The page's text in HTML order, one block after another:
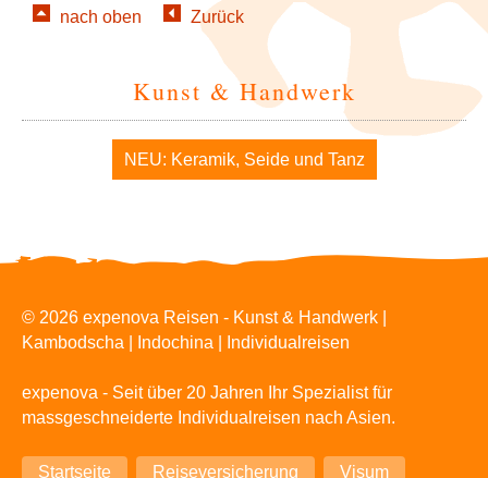
nach oben Zurück
Kunst & Handwerk
Navigation
überspringen
NEU: Keramik, Seide und Tanz
© 2026 expenova Reisen - Kunst & Handwerk |
Kambodscha | Indochina | Individualreisen
expenova - Seit über 20 Jahren Ihr Spezialist für
massgeschneiderte Individualreisen nach Asien.
Navigation
Startseite Reiseversicherung Visum